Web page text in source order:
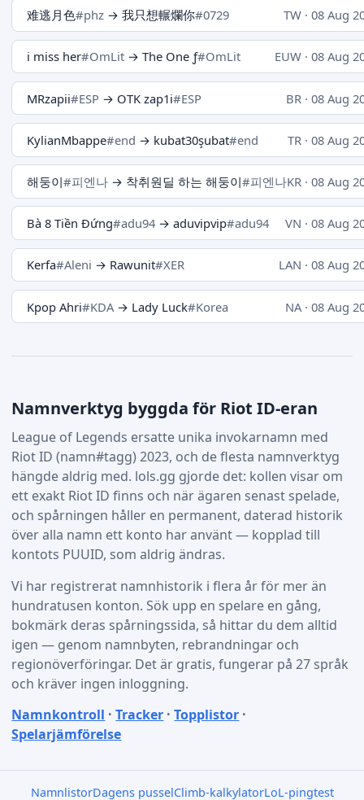
难逃月色#phz→ 我只想輾爛你#0729 TW · 08 Aug
i miss her#OmLit→ The One ƒ#OmLit EUW · 08 Aug
MRzapii#ESP → OTK zap1i#ESP BR · 08 Aug
KylianMbappe#end → kubat30şubat#end TR · 08 Aug
해둥이#피엔나→ 착취원딜 하는 해둥이#피엔나KR · 08 Aug
Bà 8 Tiền Đứng#adu94→ aduvipvip#adu94 VN · 08 Aug
Kerfa#Aleni → Rawunit#XER LAN · 08 Aug
Kpop Ahri#KDA→ Lady Luck#Korea NA · 08 Aug
Namnverktyg byggda för Riot ID-eran
League of Legends ersatte unika invokarnamn med
Riot ID (namn#tagg) 2023, och de flesta namnverktyg
hängde aldrig med. lols.gg gjorde det: kollen visar om
ett exakt Riot ID finns och när ägaren senast spelade,
och spårningen håller en permanent, daterad historik
över alla namn ett konto har använt — kopplad till
kontots PUUID, som aldrig ändras.
Vi har registrerat namnhistorik i flera år för mer än
hundratusen konton. Sök upp en spelare en gång,
bokmärk deras spårningssida, så hittar du dem alltid
igen — genom namnbyten, rebrandningar och
regionöverföringar. Det är gratis, fungerar på 27 språk
och kräver ingen inloggning.
Namnkontroll ·Tracker ·Topplistor ·
Spelarjämförelse
NamnlistorDagens pusselClimb-kalkylatorLoL-pingtest